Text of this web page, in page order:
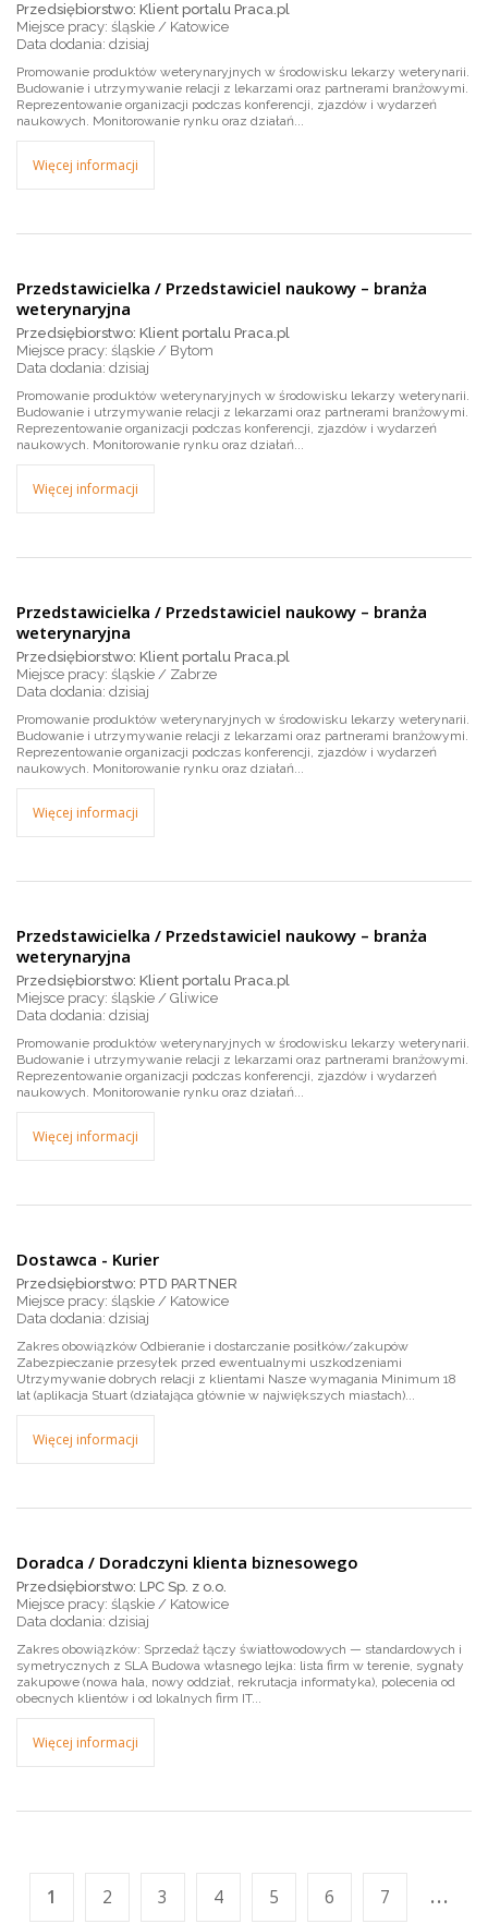
Przedsiębiorstwo: Klient portalu Praca.pl
Miejsce pracy: śląskie / Katowice
dzisiaj
Promowanie produktów weterynaryjnych w środowisku lekarzy weterynarii.
Budowanie i utrzymywanie relacji z lekarzami oraz partnerami branżowymi.
Reprezentowanie organizacji podczas konferencji, zjazdów i wydarzeń
naukowych. Monitorowanie rynku oraz działań...
Więcej informacji
Przedstawicielka / Przedstawiciel naukowy – branża
weterynaryjna
Przedsiębiorstwo: Klient portalu Praca.pl
Miejsce pracy: śląskie / Bytom
dzisiaj
Promowanie produktów weterynaryjnych w środowisku lekarzy weterynarii.
Budowanie i utrzymywanie relacji z lekarzami oraz partnerami branżowymi.
Reprezentowanie organizacji podczas konferencji, zjazdów i wydarzeń
naukowych. Monitorowanie rynku oraz działań...
Więcej informacji
Przedstawicielka / Przedstawiciel naukowy – branża
weterynaryjna
Przedsiębiorstwo: Klient portalu Praca.pl
Miejsce pracy: śląskie / Zabrze
dzisiaj
Promowanie produktów weterynaryjnych w środowisku lekarzy weterynarii.
Budowanie i utrzymywanie relacji z lekarzami oraz partnerami branżowymi.
Reprezentowanie organizacji podczas konferencji, zjazdów i wydarzeń
naukowych. Monitorowanie rynku oraz działań...
Więcej informacji
Przedstawicielka / Przedstawiciel naukowy – branża
weterynaryjna
Przedsiębiorstwo: Klient portalu Praca.pl
Miejsce pracy: śląskie / Gliwice
dzisiaj
Promowanie produktów weterynaryjnych w środowisku lekarzy weterynarii.
Budowanie i utrzymywanie relacji z lekarzami oraz partnerami branżowymi.
Reprezentowanie organizacji podczas konferencji, zjazdów i wydarzeń
naukowych. Monitorowanie rynku oraz działań...
Więcej informacji
Dostawca - Kurier
Przedsiębiorstwo: PTD PARTNER
Miejsce pracy: śląskie / Katowice
dzisiaj
Zakres obowiązków Odbieranie i dostarczanie posiłków/zakupów
Zabezpieczanie przesyłek przed ewentualnymi uszkodzeniami
Utrzymywanie dobrych relacji z klientami Nasze wymagania Minimum 18
lat (aplikacja Stuart (działająca głównie w największych miastach)...
Więcej informacji
Doradca / Doradczyni klienta biznesowego
Przedsiębiorstwo: LPC Sp. z o.o.
Miejsce pracy: śląskie / Katowice
dzisiaj
Zakres obowiązków: Sprzedaż łączy światłowodowych — standardowych i
symetrycznych z SLA Budowa własnego lejka: lista firm w terenie, sygnały
zakupowe (nowa hala, nowy oddział, rekrutacja informatyka), polecenia od
obecnych klientów i od lokalnych firm IT...
Więcej informacji
1 2 3 4 5 6 7 ...